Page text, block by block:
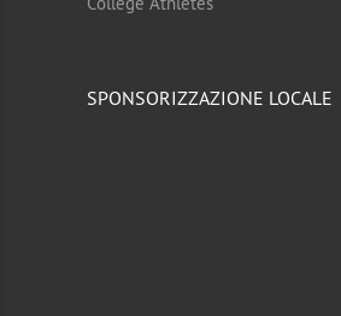
SPONSORIZZAZIONE LOCALE